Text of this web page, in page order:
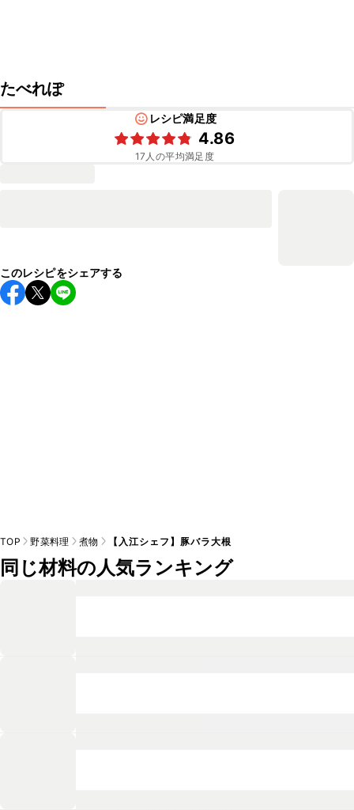
たべれぽ
レシピ満足度
4.86
17 人の平均満足度
このレシピをシェアする
TOP 野菜料理 煮物 【入江シェフ】豚バラ大根
同じ材料の人気ランキング